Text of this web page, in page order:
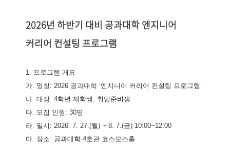
2026년 하반기 대비 공과대학 엔지니어
커리어 컨설팅 프로그램
1. 프로그램 개요
가. 명칭: 2026 공과대학 ‘엔지니어 커리어 컨설팅 프로그램’
나. 대상: 4학년 재학생, 취업준비생
다. 모집 인원: 30명
라. 일시: 2026. 7. 27.(월) ~ 8. 7.(금) 10:00~12:00
마. 장소: 공과대학 4호관 코스모스홀